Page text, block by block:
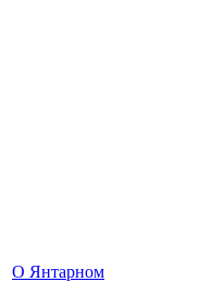
О Янтарном